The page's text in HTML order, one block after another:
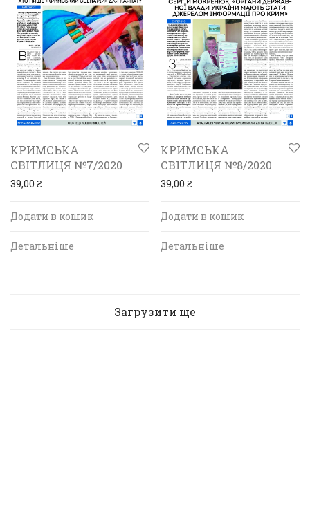
КРИМСЬКА
СВІТЛИЦЯ №7/2020
39,00 ₴
Додати в кошик
Детальніше
КРИМСЬКА
СВІТЛИЦЯ №8/2020
39,00 ₴
Додати в кошик
Детальніше
Загрузити ще